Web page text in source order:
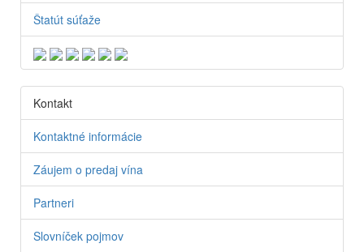
Štatút súťaže
Kontakt
Kontaktné informácie
Záujem o predaj vína
Partneri
Slovníček pojmov